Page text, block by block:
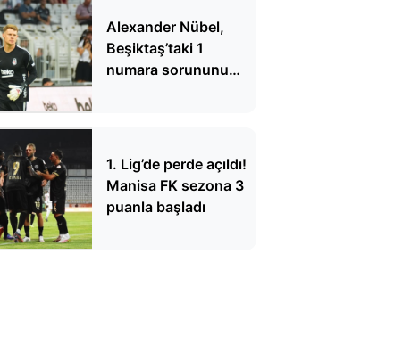
Alexander Nübel,
Beşiktaş’taki 1
numara sorununu
teknolojisi
1. Lig’de perde açıldı!
Manisa FK sezona 3
puanla başladı